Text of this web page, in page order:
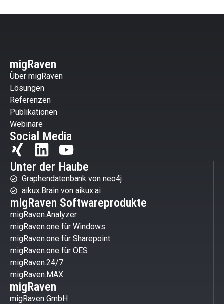
migRaven
Über migRaven
Lösungen
Referenzen
Publikationen
Webinare
Social Media
Unter der Haube
Graphendatenbank von neo4j
aikux.Brain von aikux.ai
migRaven Softwareprodukte
migRaven.Analyzer
migRaven.one für Windows
migRaven.one für Sharepoint
migRaven.one für OES
migRaven.24/7
migRaven.MAX
migRaven
migRaven GmbH